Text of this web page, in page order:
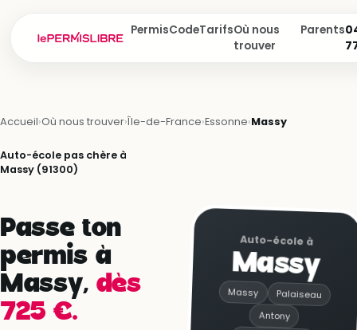
PermisCodeTarifsOù nous
trouver
Parents
Accueil›Où nous trouver›Île-de-France›Essonne›Massy
Auto-école pas chère à
Massy (91300)
Passe ton
permis à
Massy, dès
725 €.
Auto-école à
Massy
Massy Palaiseau
Antony